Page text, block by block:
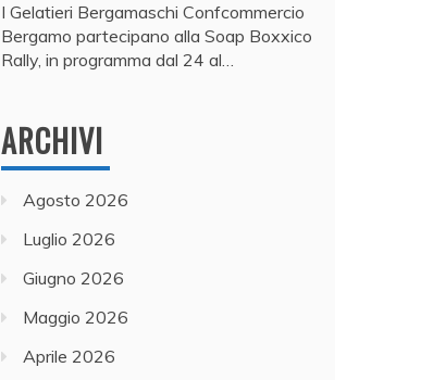
I Gelatieri Bergamaschi Confcommercio
Bergamo partecipano alla Soap Boxxico
Rally, in programma dal 24 al…
ARCHIVI
Agosto 2026
Luglio 2026
Giugno 2026
Maggio 2026
Aprile 2026